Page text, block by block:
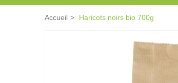
Accueil > Haricots noirs bio 700g